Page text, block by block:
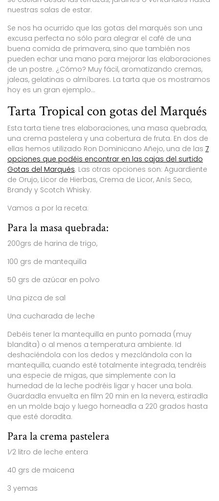
nuestras salas de estar.
Se nos ha ocurrido que las gotas del marqués son una
excusa perfecta no sólo para alegrar el café de una
buena comida de primavera, sino que también nos
pueden echar una mano para mejorar las elaboraciones
de un postre. ¿Cómo? Muy fácil, aromatizando cremas,
jaleas, gelatinas o almíbares. La tarta que os mostramos
hoy es un gran ejemplo…
Tarta Tropical con gotas del Marqués
Esta tarta tiene tres elaboraciones, una masa quebrada,
una crema pastelera y una cobertura de fruta. En dos de
ellas hemos utilizado Ron Dominicano Añejo, una de las 7
opciones que podéis encontrar en las cajas del surtido
Gotas del Marqués. Las otras opciones son: Aguardiente
de Orujo, Licor de Hierbas, Crema de Licor, Anís Seco,
Brandy y Scotch Whisky.
Vamos a por la receta:
Para la masa quebrada:
200grs de harina de trigo,
100 grs de mantequilla
50 grs de azúcar en polvo
Una pizca de sal
Una cucharada de leche
Debéis tener la mantequilla en punto pomada (muy
blandita) o al menos a temperatura ambiente. Id
deshaciéndola con los dedos y mezclándola con la
mantequilla, cuando esté totalmente integrada, tendréis
una especie de migas, que simplemente con la
humedad de la leche podréis ligar y hacer una bola.
Guardadla envuelta en film 20 min en la nevera, estiradla
en un molde bajo y luego horneadla a 220 grados hasta
que esté doradita.
Para la crema pastelera
1⁄2 litro de leche entera
40 grs de maicena
3 yemas